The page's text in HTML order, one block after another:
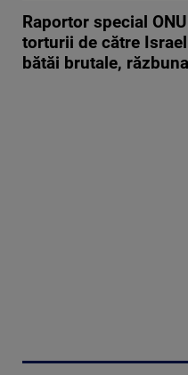
Raportor special
torturii de către
bătăi brutale,